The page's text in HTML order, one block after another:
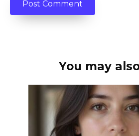
You may